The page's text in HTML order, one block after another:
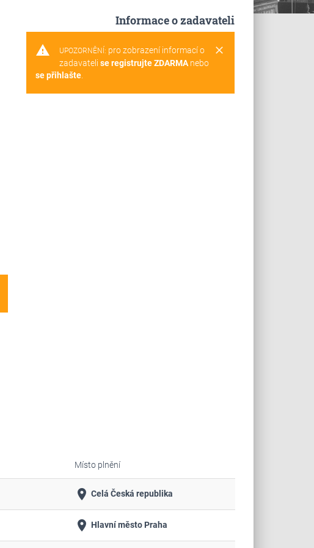
Informace o zadavateli
warning clear
UPOZORNĚNÍ: pro zobrazení informací o
zadavateli se registrujte ZDARMAnebo
se přihlašte.
Místo plnění
place Celá Česká republika
place Hlavní město Praha